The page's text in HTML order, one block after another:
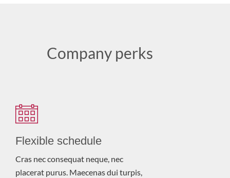
Company perks
Flexible schedule
Cras nec consequat neque, nec
placerat purus. Maecenas dui turpis,